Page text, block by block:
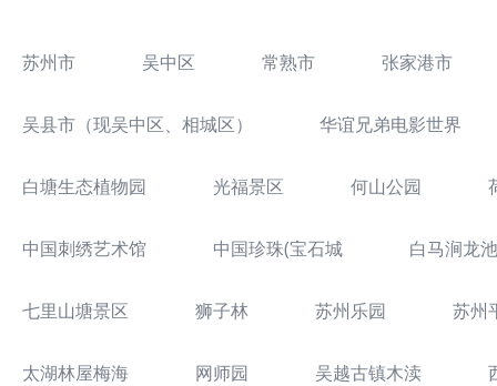
苏州市 吴中区 常熟市 张家港市
吴县市（现吴中区、相城区） 华谊兄弟电影世界
白塘生态植物园 光福景区 何山公园
中国刺绣艺术馆 中国珍珠(宝石城 白马涧龙
七里山塘景区 狮子林 苏州乐园 苏州
太湖林屋梅海 网师园 吴越古镇木渎